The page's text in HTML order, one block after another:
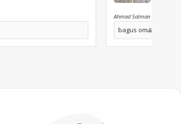
Ahmad Salman
bagus om🙏